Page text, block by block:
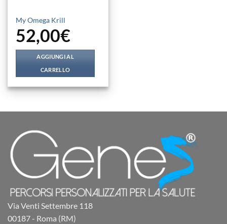
My Omega Krill
52,00€
AGGIUNGI AL
CARRELLO
Via Venti Settembre 118
00187 - Roma (RM)